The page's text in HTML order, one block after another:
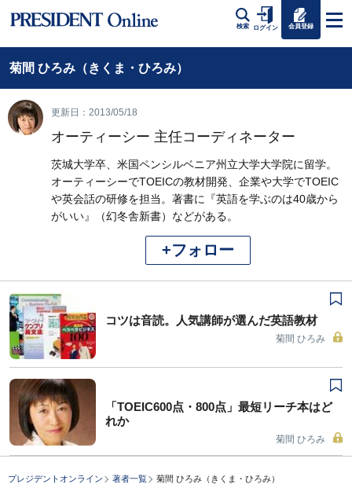
検索 ログイン 会員登録
菊間 ひろみ（きくま・ひろみ）
更新日：2013/05/18
オーティーシー 主任コーディネーター
茨城大学卒、米国ペンシルベニア州立大学大学院に留学。
オーティーシーでTOEICの教材開発、企業や大学でTOEIC
や英会話の研修を担当。著書に『英語を学ぶのは40歳から
がいい』（幻冬舎新書）などがある。
+フォロー
コツは音読。人気講師が選んだ英語教材
菊間 ひろみ
「TOEIC600点・800点」最短リーチ本はど
れか
菊間 ひろみ
プレジデントオンライン 著者一覧 菊間 ひろみ（きくま・ひろみ）